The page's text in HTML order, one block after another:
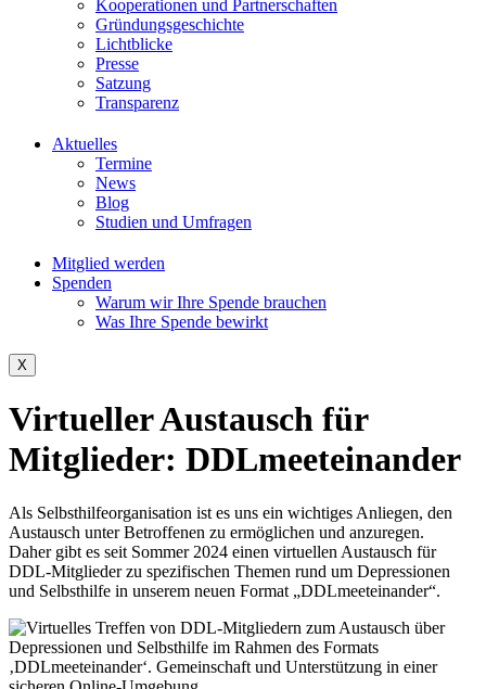
Kooperationen und Partnerschaften
Gründungsgeschichte
Lichtblicke
Presse
Satzung
Transparenz
Aktuelles
Termine
News
Blog
Studien und Umfragen
Mitglied werden
Spenden
Warum wir Ihre Spende brauchen
Was Ihre Spende bewirkt
X
Virtueller Austausch für
Mitglieder: DDLmeeteinander
Als Selbsthilfeorganisation ist es uns ein wichtiges Anliegen, den
Austausch unter Betroffenen zu ermöglichen und anzuregen.
Dahergibt es seit Sommer 2024 einen virtuellen Austausch für
DDL-Mitglieder zu spezifischen Themen rund um Depressionen
und Selbsthilfe in unserem neuen Format „DDLmeeteinander“.